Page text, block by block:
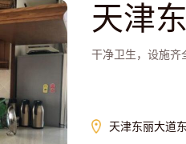
天津
干净卫生，设施齐
天津东丽大道